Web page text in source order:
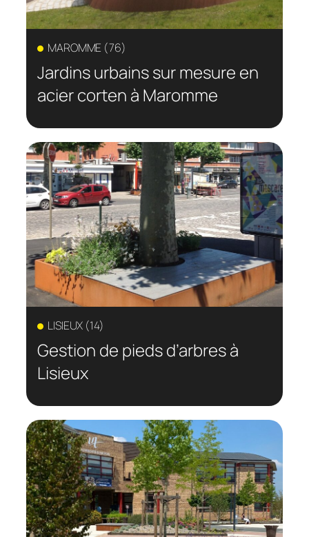
MAROMME (76)
Jardins urbains sur mesure en
acier corten à Maromme
LISIEUX (14)
Gestion de pieds d’arbres à
Lisieux